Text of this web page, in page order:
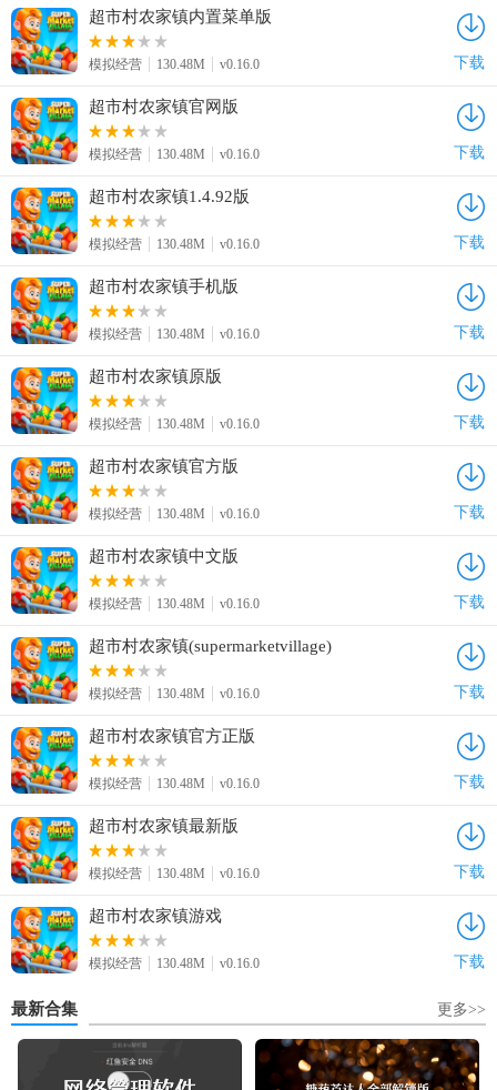
超市村农家镇内置菜单版
模拟经营 130.48M v0.16.0 下载
超市村农家镇官网版
模拟经营 130.48M v0.16.0 下载
超市村农家镇1.4.92版
模拟经营 130.48M v0.16.0 下载
超市村农家镇手机版
模拟经营 130.48M v0.16.0 下载
超市村农家镇原版
模拟经营 130.48M v0.16.0 下载
超市村农家镇官方版
模拟经营 130.48M v0.16.0 下载
超市村农家镇中文版
模拟经营 130.48M v0.16.0 下载
超市村农家镇(supermarketvillage)
模拟经营 130.48M v0.16.0 下载
超市村农家镇官方正版
模拟经营 130.48M v0.16.0 下载
超市村农家镇最新版
模拟经营 130.48M v0.16.0 下载
超市村农家镇游戏
模拟经营 130.48M v0.16.0 下载
最新合集 更多>>